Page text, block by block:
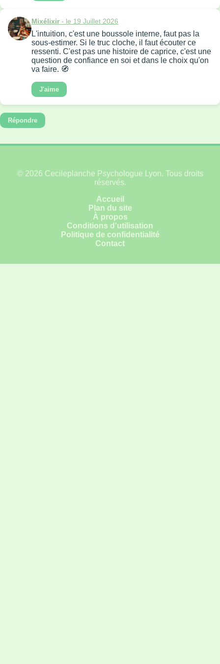
Mixélixir- le 19 Juillet 2026
L'intuition, c'est une boussole interne, faut pas la
sous-estimer. Si le truc cloche, il faut écouter ce
ressenti. C'est pas une histoire de caprice, c'est une
question de confiance en soi et dans le choix qu'on
va faire. 🧭
J'aime
Répondre
© 2026 Cecileplanche Psychologue Lyon. Tous droits
réservés.
Accueil
Plan du site
À propos
Conditions d'utilisation
Politique de confidentialité
Contact